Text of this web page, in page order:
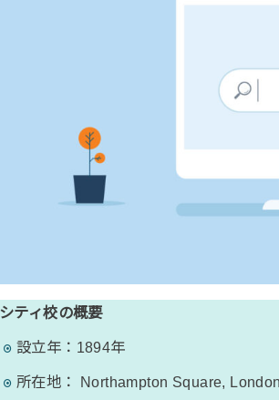
シティ校の概要
設立年：1894年
所在地： Northampton Square,